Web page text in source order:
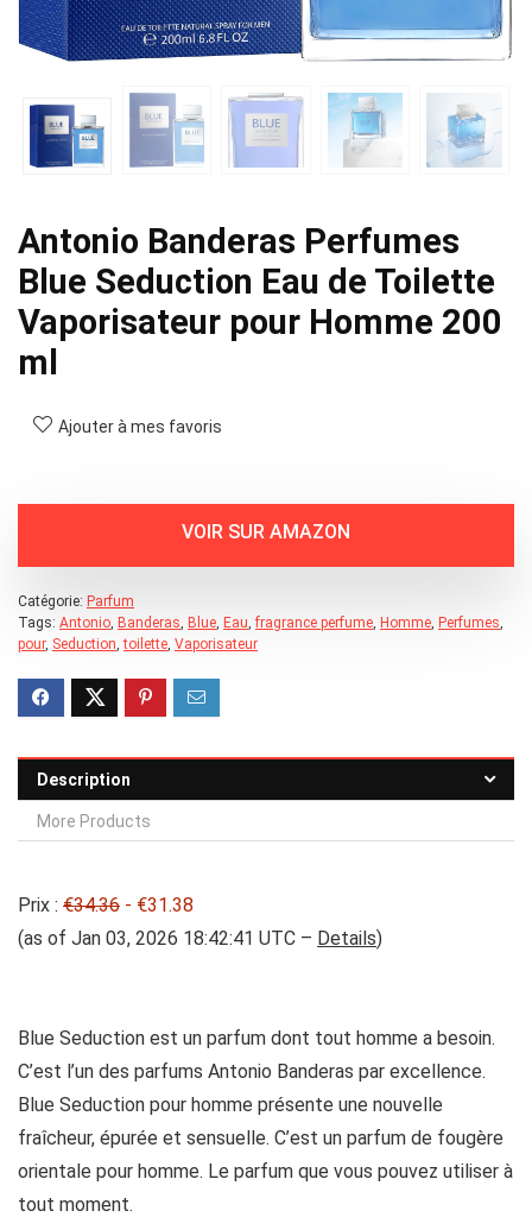
Antonio Banderas Perfumes
Blue Seduction Eau de Toilette
Vaporisateur pour Homme 200
ml
Ajouter à mes favoris
Catégorie: Parfum
Tags: Antonio, Banderas, Blue, Eau,fragrance perfume, Homme, Perfumes,
pour, Seduction,toilette, Vaporisateur
Description
More Products
Prix : €34.36 - €31.38
(as of Jan 03, 2026 18:42:41 UTC – Details)
Blue Seduction est un parfum dont tout homme a besoin.
C’est l’un des parfums Antonio Banderas par excellence.
Blue Seduction pour homme présente une nouvelle
fraîcheur, épurée et sensuelle. C’est un parfum de fougère
orientale pour homme. Le parfum que vous pouvez utiliser à
tout moment.